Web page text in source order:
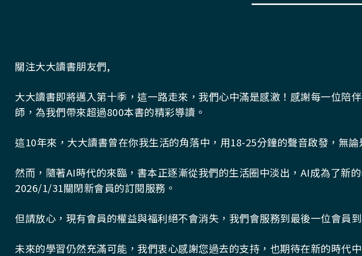
關注大大讀書朋友們,
大大讀書即將邁入第十季，這一路走來，我們心中滿是感激！感謝每一位陪
師，為我們帶來超過800本書的精彩導讀。
這10年來，大大讀書曾在你我生活的角落中，用18-25分鐘的聲音啟發，無
然而，隨著AI時代的來臨，書本正逐漸從我們的生活圈中淡出，AI成為了新
2026/1/31關閉新會員的訂閱服務。
但請放心，現有會員的權益與福利絕不會消失，我們會服務到最後一位會員
未來的學習仍然充滿可能，我們衷心感謝您過去的支持，也期待在新的時代